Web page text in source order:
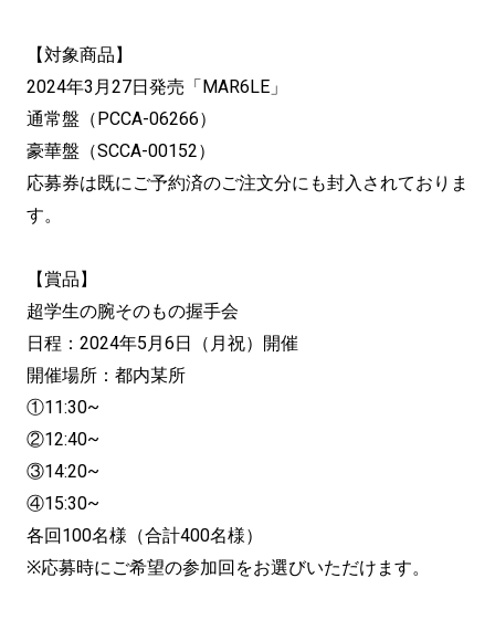
【対象商品】
2024年3月27日発売「MAR6LE」
通常盤（PCCA-06266）
豪華盤（SCCA-00152）
応募券は既にご予約済のご注文分にも封入されておりま
す。
【賞品】
超学生の腕そのもの握手会
日程：2024年5月6日（月祝）開催
開催場所：都内某所
①11:30~
②12:40~
③14:20~
④15:30~
各回100名様（合計400名様）
※応募時にご希望の参加回をお選びいただけます。